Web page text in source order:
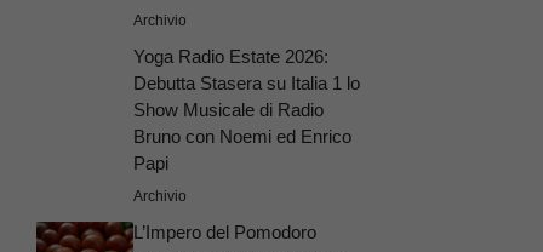
Archivio
Yoga Radio Estate 2026:
Debutta Stasera su Italia 1 lo
Show Musicale di Radio
Bruno con Noemi ed Enrico
Papi
Archivio
L’Impero del Pomodoro